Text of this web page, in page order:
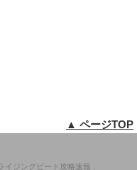
▲ ページTOP
イジングビート攻略速報